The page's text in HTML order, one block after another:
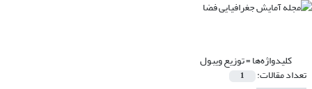
کلیدواژه‌ها =توزیع ویبول
تعداد مقالات: 1